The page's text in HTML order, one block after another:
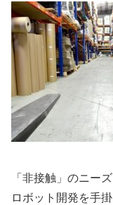
「非接触」のニー
ロボット開発を手